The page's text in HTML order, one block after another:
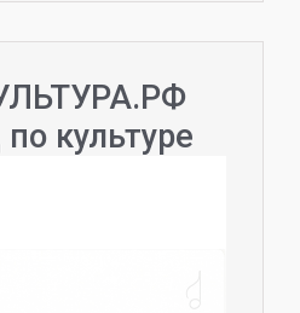
культуре